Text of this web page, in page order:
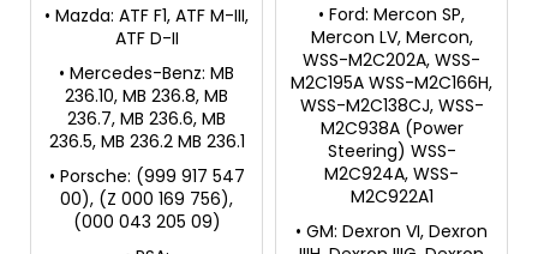
• Mazda: ATF F1, ATF M-III,
ATF D-II
• Mercedes-Benz: MB
236.10, MB 236.8, MB
236.7, MB 236.6, MB
236.5, MB 236.2 MB 236.1
• Porsche: (999 917 547
00), (Z 000 169 756),
(000 043 205 09)
• Ford: Mercon SP,
Mercon LV, Mercon,
WSS-M2C202A, WSS-
M2C195A WSS-M2C166H,
WSS-M2C138CJ, WSS-
M2C938A (Power
Steering) WSS-
M2C924A, WSS-
M2C922A1
• GM: Dexron VI, Dexron